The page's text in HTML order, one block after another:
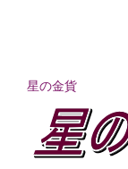
星の金貨